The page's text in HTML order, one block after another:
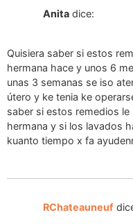
Anita dice:
Quisiera saber si estos
hermana hace y unos 6
unas 3 semanas se iso
útero y ke tenia ke
saber si estos remedios
hermana y si los lavados
kuanto tiempo x fa
RChateauneuf